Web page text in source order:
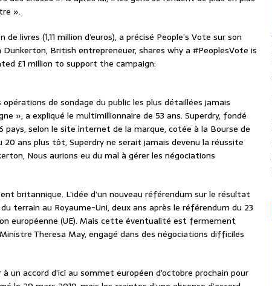
».
livres (1,11 million d’euros), a précisé People’s Vote sur son
Dunkerton, British entrepreneuer, shares why a #PeoplesVote is
£1 million to support the campaign:
de sondage du public les plus détaillées jamais
», a expliqué le multimillionnaire de 53 ans. Superdry, fondé
pays, selon le site internet de la marque, cotée à la Bourse de
ans plus tôt, Superdry ne serait jamais devenu la réussite
Nous aurions eu du mal à gérer les négociations
britannique. L’idée d’un nouveau référendum sur le résultat
terrain au Royaume-Uni, deux ans après le référendum du 23
européenne (UE). Mais cette éventualité est fermement
Theresa May, engagé dans des négociations difficiles
un accord d’ici au sommet européen d’octobre prochain pour